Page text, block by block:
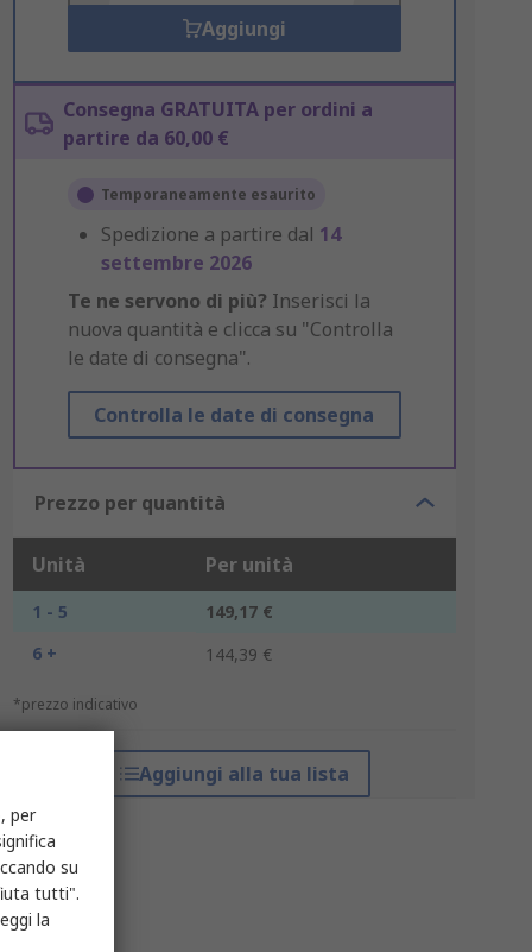
Aggiungi
Consegna GRATUITA per ordini a
partire da 60,00 €
Temporaneamente esaurito
Spedizione a partire dal 14
settembre 2026
Te ne servono di più? Inserisci la
nuova quantità e clicca su "Controlla
le date di consegna".
Controlla le date di consegna
Prezzo per quantità
Unità Per unità
1 - 5
149,17 €
6 +
144,39 €
*prezzo indicativo
Aggiungi alla tua lista
per
su
tutti".
la